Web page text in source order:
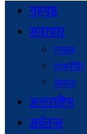
गृहपृष्ठ
समाचार
रंगमञ्च
राजनीति
समाज
अन्तराष्ट्रिय
अर्थतन्त्र